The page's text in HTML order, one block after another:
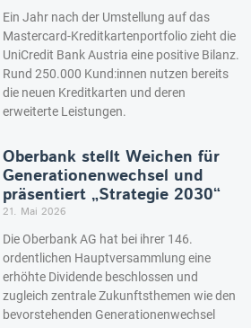
Ein Jahr nach der Umstellung auf das
Mastercard-Kreditkartenportfolio zieht die
UniCredit Bank Austria eine positive Bilanz.
Rund 250.000 Kund:innen nutzen bereits
die neuen Kreditkarten und deren
erweiterte Leistungen.
Oberbank stellt Weichen für
Generationenwechsel und
präsentiert „Strategie 2030“
21. Mai 2026
Die Oberbank AG hat bei ihrer 146.
ordentlichen Hauptversammlung eine
erhöhte Dividende beschlossen und
zugleich zentrale Zukunftsthemen wie den
bevorstehenden Generationenwechsel